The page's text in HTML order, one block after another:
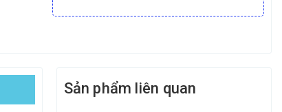
Sản phẩm liên quan